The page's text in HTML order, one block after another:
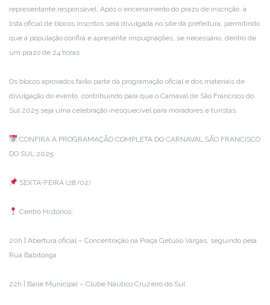
representante responsável. Após o encerramento do prazo de inscrição, a
lista oficial de blocos inscritos será divulgada no site da prefeitura, permitindo
que a população confira e apresente impugnações, se necessário, dentro de
um prazo de 24 horas.
Os blocos aprovados farão parte da programação oficial e dos materiais de
divulgação do evento, contribuindo para que o Carnaval de São Francisco do
Sul 2025 seja uma celebração inesquecível para moradores e turistas.
CONFIRA A PROGRAMAÇÃO COMPLETA DO CARNAVAL SÃO FRANCISCO
DO SUL 2025:
SEXTA-FEIRA (28/02)
Centro Histórico:
20h | Abertura oficial – Concentração na Praça Getúlio Vargas, seguindo pela
Rua Babitonga
22h | Baile Municipal – Clube Náutico Cruzeiro do Sul